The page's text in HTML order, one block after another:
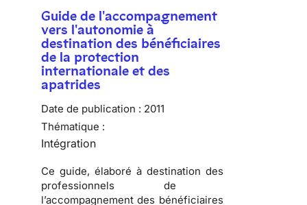
Guide de l'accompagnement
vers l'autonomie à
destination des bénéficiaires
de la protection
internationale et des
apatrides
Date de publication : 2011
Thématique :
Intégration
Ce guide, élaboré à destination des
professionnels de
l’accompagnement des bénéficiaires